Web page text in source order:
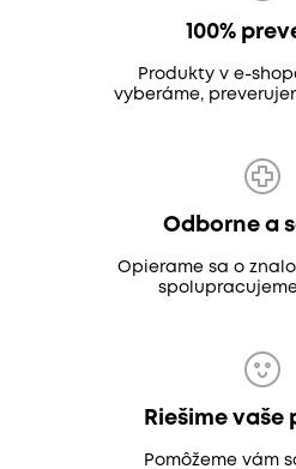
100%
Produkty v e-
vyberáme,
Odborne a
Opierame sa o
Riešime vaše
Pomôžeme vám